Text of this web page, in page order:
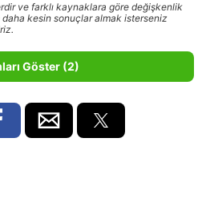
ve farklı kaynaklara göre değişkenlik
kesin sonuçlar almak isterseniz
Göster (2)